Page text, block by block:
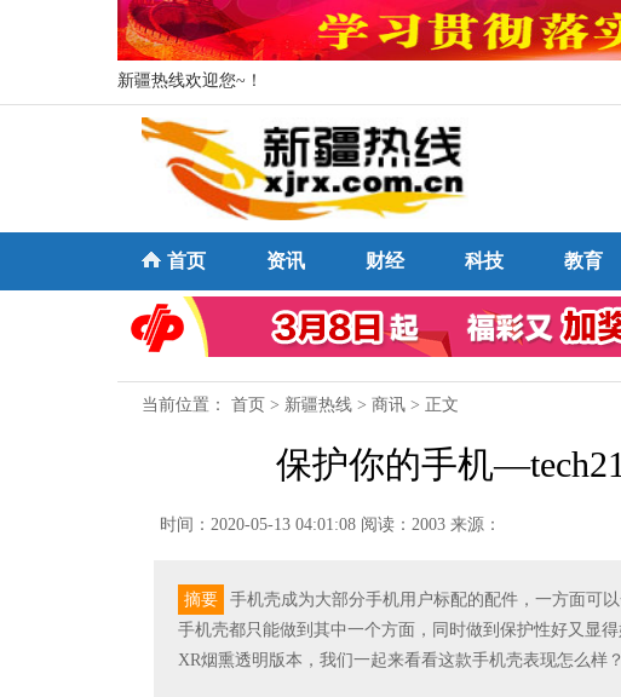
新疆热线欢迎您~！
首页 资讯 财经 科技 教育
当前位置： 首页 > 新疆热线 > 商讯 > 正文
保护你的手机
时间：2020-05-13 04:01:08 阅读：2003 来源：
摘要
手机壳成为大部分手机用户标配的配件，一方面可
手机壳都只能做到其中一个方面，同时做到保护性好又显
XR烟熏透明版本，我们一起来看看这款手机壳表现怎么样？